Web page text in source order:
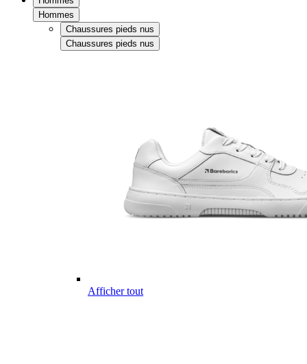
Hommes
Chaussures pieds nus
Chaussures pieds nus
Afficher tout